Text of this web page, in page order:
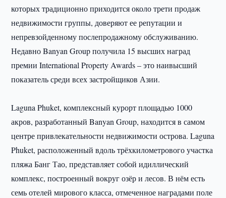
которых традиционно приходится около трети продаж
недвижимости группы, доверяют ее репутации и
непревзойденному послепродажному обслуживанию.
Недавно Banyan Group получила 15 высших наград
премии International Property Awards – это наивысший
показатель среди всех застройщиков Азии.
Laguna Phuket, комплексный курорт площадью 1000
акров, разработанный Banyan Group, находится в самом
центре привлекательности недвижимости острова. Laguna
Phuket, расположенный вдоль трёхкилометрового участка
пляжа Банг Тао, представляет собой идиллический
комплекс, построенный вокруг озёр и лесов. В нём есть
семь отелей мирового класса, отмеченное наградами поле